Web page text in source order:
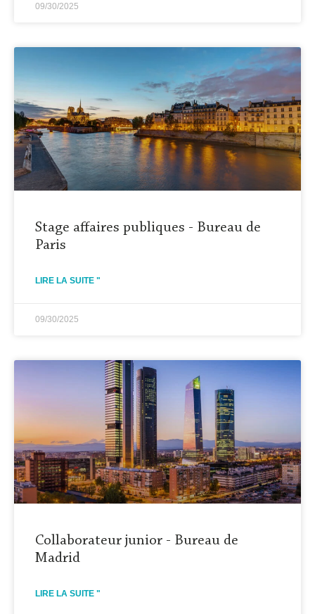
09/30/2025
Stage affaires publiques - Bureau de
Paris
LIRE LA SUITE "
09/30/2025
Collaborateur junior - Bureau de
Madrid
LIRE LA SUITE "